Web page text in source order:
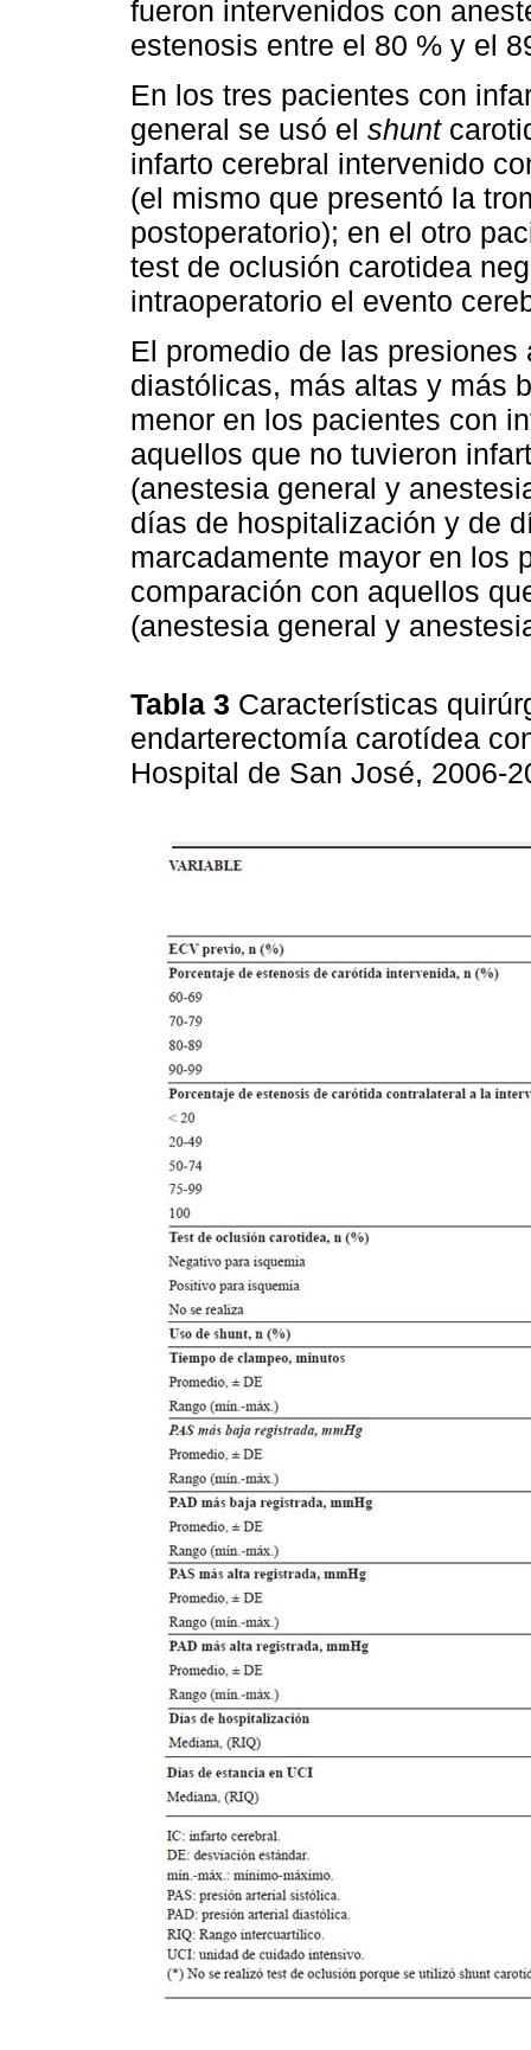
fueron intervenidos con
estenosis entre el 80 % y el
En los tres pacientes con
general se usó el shunt
infarto cerebral intervenido
(el mismo que presentó la
postoperatorio); en el otro
test de oclusión carotidea
intraoperatorio el evento
El promedio de las
diastólicas, más altas y más
menor en los pacientes con
aquellos que no tuvieron
(anestesia general y
días de hospitalización y de
marcadamente mayor en los
comparación con aquellos
(anestesia general y
Tabla 3 Características
endarterectomía carotídea
Hospital de San José, 2006-